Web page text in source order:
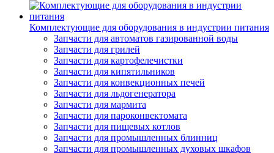
Комплектующие для оборудования в индустрии питания
Запчасти для автоматов газированной воды
Запчасти для грилей
Запчасти для картофелечистки
Запчасти для кипятильников
Запчасти для конвекционных печей
Запчасти для льдогенератора
Запчасти для мармита
Запчасти для пароконвектомата
Запчасти для пищевых котлов
Запчасти для промышленных блинниц
Запчасти для промышленных духовых шкафов